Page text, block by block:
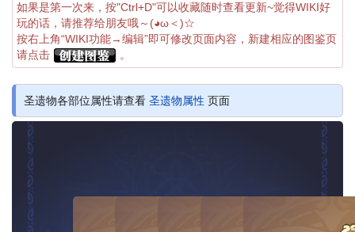
如果是第一次来，按"Ctrl+D"可以收藏随时查看更新~觉得WIKI好
玩的话，请推荐给朋友哦～(◕ω＜)☆
按右上角“WIKI功能→编辑”即可修改页面内容，新建相应的图鉴页
请点击
。
圣遗物各部位属性请查看 圣遗物属性 页面